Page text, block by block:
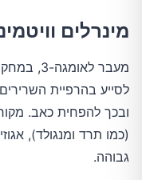
מינרלים
מעבר
לסייע בהרפיית
ובכך להפחית כאב.
(כמו תרד ומנגולד),
גבוהה.